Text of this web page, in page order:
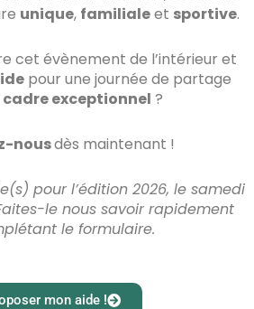
unique, familialeet sportive.
cet évènement de l’intérieur et
pour une journée de partage
cadre exceptionnel ?
nousdès maintenant !
pour l’édition 2026, le samedi
le nous savoir rapidement
le formulaire.
mon aide !